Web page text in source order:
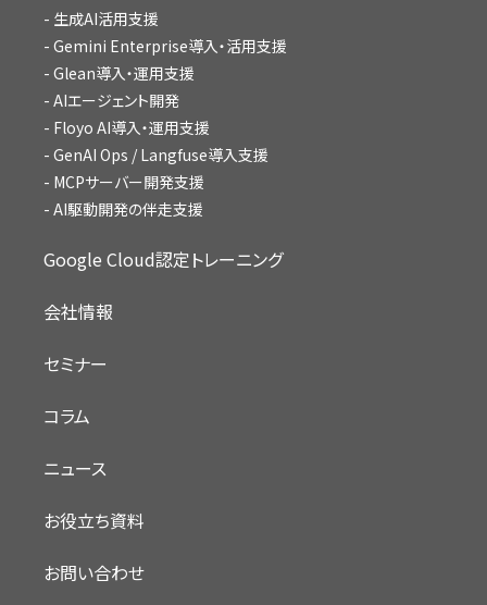
生成AI活用支援
Gemini Enterprise導入・活用支援
Glean導入・運用支援
AIエージェント開発
Floyo AI導入・運用支援
GenAI Ops / Langfuse導入支援
MCPサーバー開発支援
AI駆動開発の伴走支援
Google Cloud認定トレーニング
会社情報
セミナー
コラム
ニュース
お役立ち資料
お問い合わせ